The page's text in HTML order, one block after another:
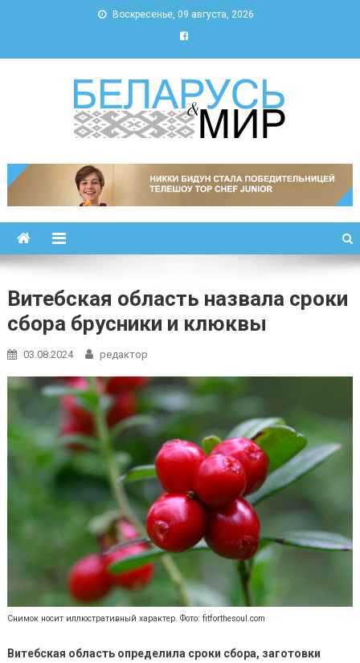
Воскресенье, 09 августа, 2026
Беларусь и мир
Витебская область назвала сроки
сбора брусники и клюквы
03.08.2024 редактор
Снимок носит иллюстративный характер. Фото: fitforthesoul.com
Витебская область определила сроки сбора, заготовки